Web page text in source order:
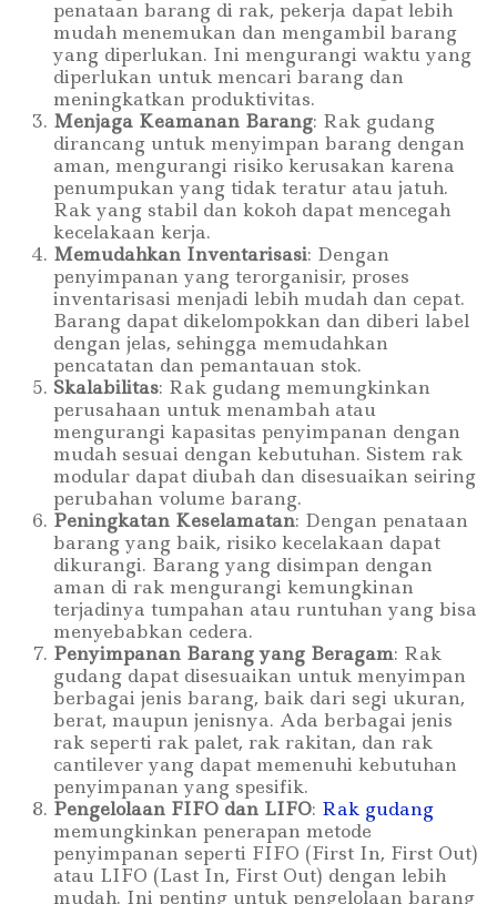
penataan barang di rak, pekerja dapat lebih
mudah menemukan dan mengambil barang
yang diperlukan. Ini mengurangi waktu yang
diperlukan untuk mencari barang dan
meningkatkan produktivitas.
Menjaga Keamanan Barang: Rak gudang
dirancang untuk menyimpan barang dengan
aman, mengurangi risiko kerusakan karena
penumpukan yang tidak teratur atau jatuh.
Rak yang stabil dan kokoh dapat mencegah
kecelakaan kerja.
Memudahkan Inventarisasi: Dengan
penyimpanan yang terorganisir, proses
inventarisasi menjadi lebih mudah dan cepat.
Barang dapat dikelompokkan dan diberi label
dengan jelas, sehingga memudahkan
pencatatan dan pemantauan stok.
Skalabilitas: Rak gudang memungkinkan
perusahaan untuk menambah atau
mengurangi kapasitas penyimpanan dengan
mudah sesuai dengan kebutuhan. Sistem rak
modular dapat diubah dan disesuaikan seiring
perubahan volume barang.
Peningkatan Keselamatan: Dengan penataan
barang yang baik, risiko kecelakaan dapat
dikurangi. Barang yang disimpan dengan
aman di rak mengurangi kemungkinan
terjadinya tumpahan atau runtuhan yang bisa
menyebabkan cedera.
Penyimpanan Barang yang Beragam: Rak
gudang dapat disesuaikan untuk menyimpan
berbagai jenis barang, baik dari segi ukuran,
berat, maupun jenisnya. Ada berbagai jenis
rak seperti rak palet, rak rakitan, dan rak
cantilever yang dapat memenuhi kebutuhan
penyimpanan yang spesifik.
Pengelolaan FIFO dan LIFO: Rak gudang
memungkinkan penerapan metode
penyimpanan seperti FIFO (First In, First Out)
atau LIFO (Last In, First Out) dengan lebih
mudah. Ini penting untuk pengelolaan barang